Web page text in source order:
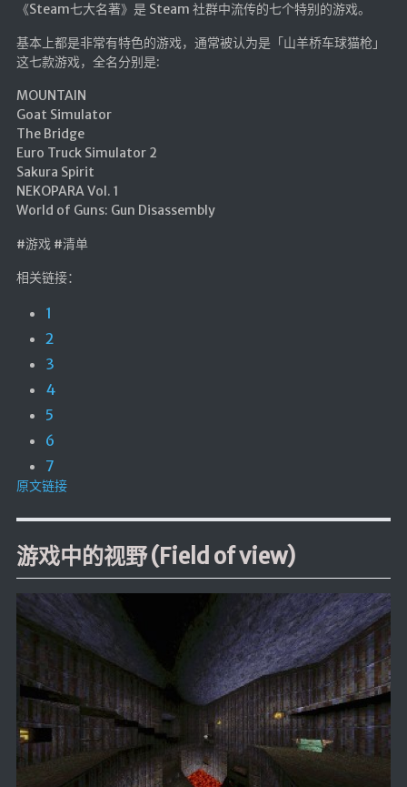
《Steam七大名著》是 Steam 社群中流传的七个特别的游戏。
基本上都是非常有特色的游戏，通常被认为是「山羊桥车球猫枪」
这七款游戏，全名分别是:
MOUNTAIN
Goat Simulator
The Bridge
Euro Truck Simulator 2
Sakura Spirit
NEKOPARA Vol. 1
World of Guns: Gun Disassembly
#游戏 #清单
相关链接：
1
2
3
4
5
6
7
原文链接
游戏中的视野 (Field of view)